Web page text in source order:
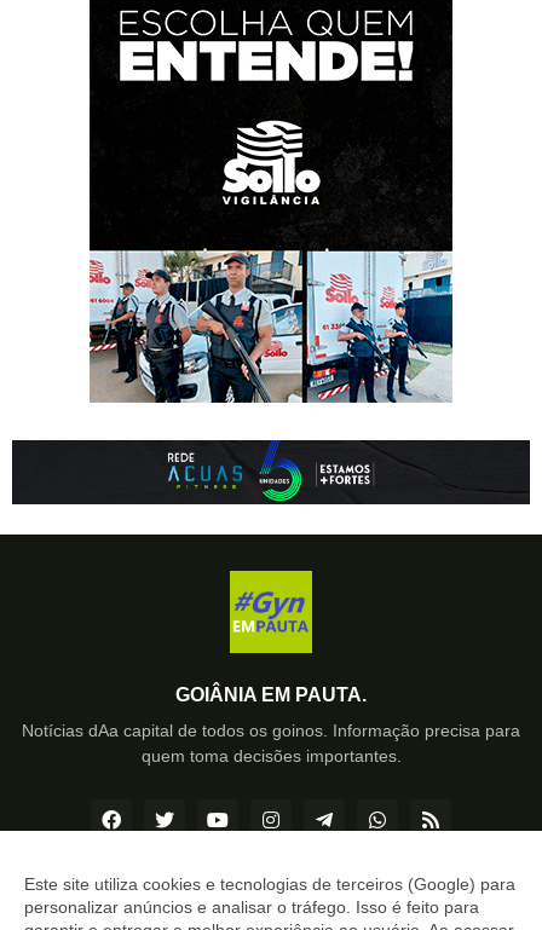
GOIÂNIA EM PAUTA.
Notícias dAa capital de todos os goinos. Informação precisa para
quem toma decisões importantes.
Copyright ©2026Goiânia EM PAUTA
Este site utiliza cookies e tecnologias de terceiros (Google) para
personalizar anúncios e analisar o tráfego. Isso é feito para